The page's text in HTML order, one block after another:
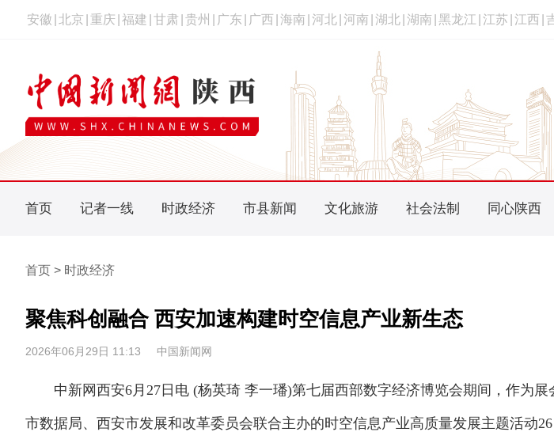
安徽 北京 重庆 福建 甘肃 贵州 广东 广西 海南 河北 河南 湖北 湖南 黑龙江 江苏 江西
首页 记者一线 时政经济 市县新闻 文化旅游 社会法制 同心陕西
首页 > 时政经济
聚焦科创融合 西安加速构建时空信息产业新生态
2026年06月29日 11:13 中国新闻网
中新网西安6月27日电 (杨英琦 李一璠)第七届西部数字经济博览会期间，作为展
市数据局、西安市发展和改革委员会联合主办的时空信息产业高质量发展主题活动